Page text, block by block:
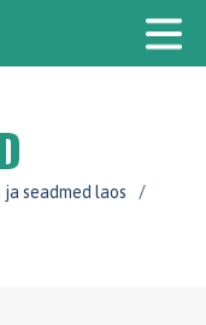
ja seadmed laos /